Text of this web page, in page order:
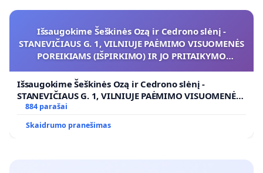
Išsaugokime Šeškinės Ozą ir Cedrono slėnį -
STANEVIČIAUS G. 1, VILNIUJE PAĖMIMO VISUOMENĖS
POREIKIAMS (IŠPIRKIMO) IR JO PRITAIKYMO
Išsaugokime Šeškinės Ozą ir Cedrono slėnį -
STANEVIČIAUS G. 1, VILNIUJE PAĖMIMO VISUOMENĖS
POREIKIAMS (IŠPIRKIMO) IR JO PRITAIKYMO VIEŠAJAI
ŽELDYNŲ FUNKCIJAI
884 parašai
Skaidrumo pranešimas